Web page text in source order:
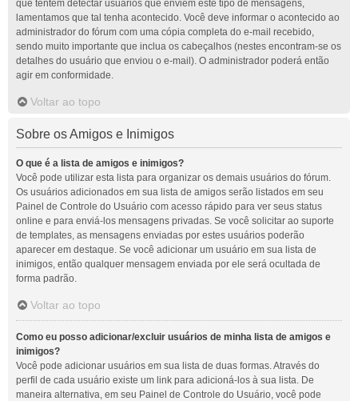
que tentem detectar usuários que enviem este tipo de mensagens,
lamentamos que tal tenha acontecido. Você deve informar o acontecido ao
administrador do fórum com uma cópia completa do e-mail recebido,
sendo muito importante que inclua os cabeçalhos (nestes encontram-se os
detalhes do usuário que enviou o e-mail). O administrador poderá então
agir em conformidade.
Voltar ao topo
Sobre os Amigos e Inimigos
O que é a lista de amigos e inimigos?
Você pode utilizar esta lista para organizar os demais usuários do fórum.
Os usuários adicionados em sua lista de amigos serão listados em seu
Painel de Controle do Usuário com acesso rápido para ver seus status
online e para enviá-los mensagens privadas. Se você solicitar ao suporte
de templates, as mensagens enviadas por estes usuários poderão
aparecer em destaque. Se você adicionar um usuário em sua lista de
inimigos, então qualquer mensagem enviada por ele será ocultada de
forma padrão.
Voltar ao topo
Como eu posso adicionar/excluir usuários de minha lista de amigos e
inimigos?
Você pode adicionar usuários em sua lista de duas formas. Através do
perfil de cada usuário existe um link para adicioná-los à sua lista. De
maneira alternativa, em seu Painel de Controle do Usuário, você pode